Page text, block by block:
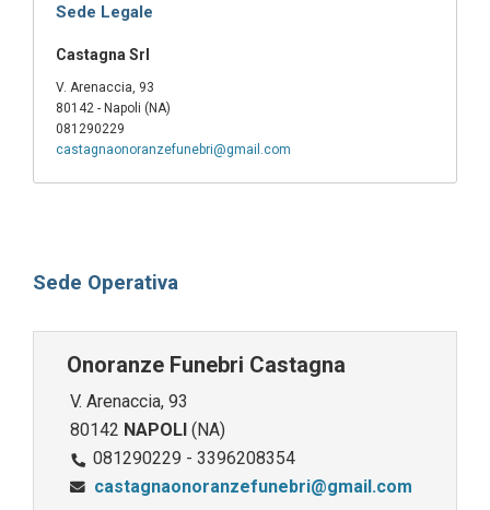
Sede Legale
Castagna Srl
V. Arenaccia, 93
80142 - Napoli (NA)
081290229
castagnaonoranzefunebri@gmail.com
Sede Operativa
Onoranze Funebri Castagna
V. Arenaccia, 93
80142 NAPOLI (NA)
081290229 - 3396208354
castagnaonoranzefunebri@gmail.com